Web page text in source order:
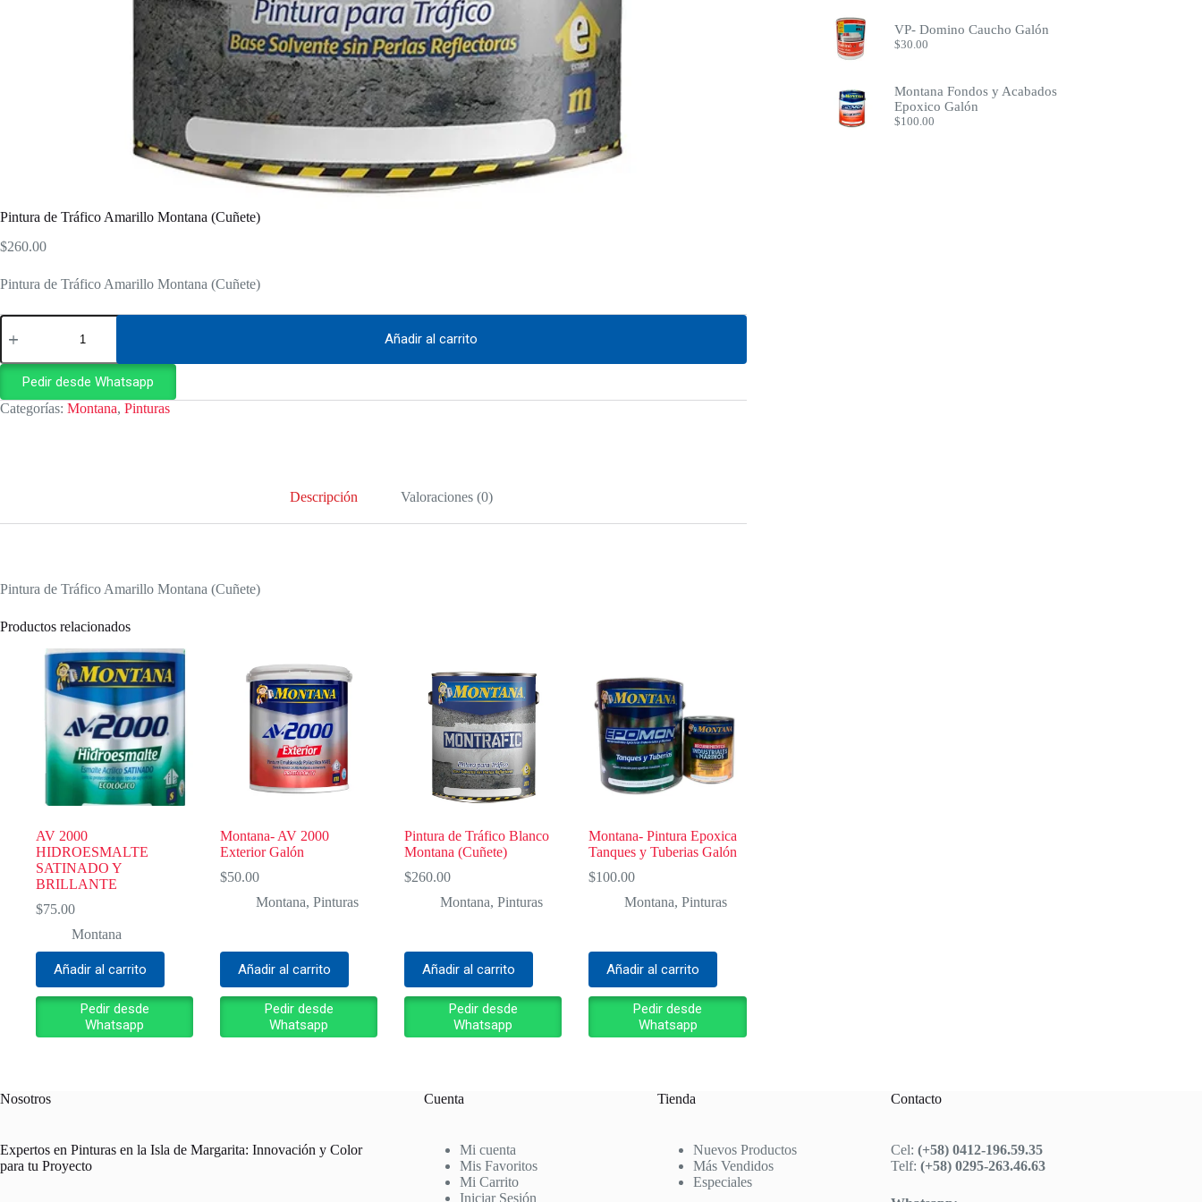
Pintura de Tráfico Amarillo Montana (Cuñete)
$260.00
Pintura de Tráfico Amarillo Montana (Cuñete)
Pintura
de
Amarillo
Montana
(Cuñete)
cantidad
Añadir al carrito
Pedir desde Whatsapp
Categorías: Montana, Pinturas
Descripción Valoraciones (0)
Pintura de Tráfico Amarillo Montana (Cuñete)
Productos relacionados
AV 2000
HIDROESMALTE
SATINADO Y
BRILLANTE
$75.00
Montana
Añadir al carrito
Pedir desde
Whatsapp
Montana- AV 2000
Exterior Galón
$50.00
Montana,Pinturas
Añadir al carrito
Pedir desde
Whatsapp
Pintura de Tráfico Blanco
Montana (Cuñete)
$260.00
Montana,Pinturas
Añadir al carrito
Pedir desde
Whatsapp
Montana- Pintura Epoxica
Tanques y Tuberias Galón
$100.00
Montana,Pinturas
Añadir al carrito
Pedir desde
Whatsapp
VP- Domino Caucho Galón
$30.00
Montana Fondos y Acabados
Epoxico Galón
$100.00
Nosotros
Expertos en Pinturas en la Isla de Margarita: Innovación y Color
para tu Proyecto
Cuenta
Mi cuenta
Mis Favoritos
Mi Carrito
Iniciar Sesión
Tienda
Nuevos Productos
Más Vendidos
Especiales
Contacto
Cel:(+58) 0412-196.59.35
Telf:(+58) 0295-263.46.63